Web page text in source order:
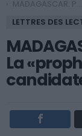
MADAGASCAR: Présidentielles – La «prophétesse» Joelà candidate
LETTRES DES
La